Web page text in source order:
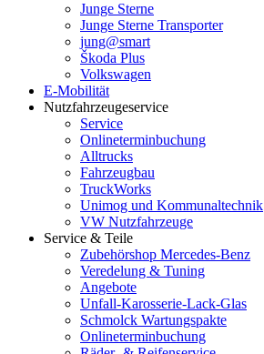
Junge Sterne
Junge Sterne Transporter
jung@smart
Škoda Plus
Volkswagen
E-Mobilität
Nutzfahrzeugeservice
Service
Onlineterminbuchung
Alltrucks
Fahrzeugbau
TruckWorks
Unimog und Kommunaltechnik
VW Nutzfahrzeuge
Service & Teile
Zubehörshop Mercedes-Benz
Veredelung & Tuning
Angebote
Unfall-Karosserie-Lack-Glas
Schmolck Wartungspakte
Onlineterminbuchung